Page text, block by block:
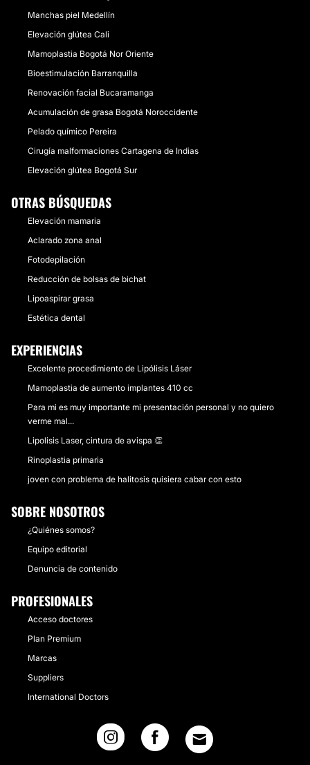
Manchas piel Medellín
Elevación glútea Cali
Mamoplastia Bogotá Nor Oriente
Bioestimulación Barranquilla
Renovación facial Bucaramanga
Acumulación de grasa Bogotá Noroccidente
Pelado químico Pereira
Cirugía malformaciones Cartagena de Indias
Elevación glútea Bogotá Sur
OTRAS BÚSQUEDAS
Elevación mamaria
Aclarado zona anal
Fotodepilación
Reducción de bolsas de bichat
Lipoaspirar grasa
Estética dental
EXPERIENCIAS
Excelente procedimiento de Lipólisis Láser
Mamoplastia de aumento implantes 410 cc
Para mi es muy importante mi presentación personal y no quiero
verme mal...
Lipolisis Laser, cintura de avispa 👏
Rinoplastia primaria
joven con problema de halitosis quisiera cabar con esto
SOBRE NOSOTROS
¿Quiénes somos?
Equipo editorial
Denuncia de contenido
PROFESIONALES
Acceso doctores
Plan Premium
Marcas
Suppliers
International Doctors